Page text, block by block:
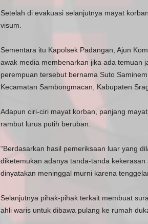
Setelah di evakuasi selanjutnya mayat
visum.
Sementara itu Kapolsek Padangan, Ajun
awak media membenarkan jika ada temuan
perempuan tersebut bernama Suto
Kecamatan Sambongmacan, Kabupaten
Adapun ciri-ciri mayat korban, panjang
rambut lurus putih beruban.
“Berdasarkan hasil pemeriksaan luar yang
diketemukan adanya tanda-tanda
dinyatakan meninggal murni karena
Selanjutnya pihak-pihak terkait membuat
ahli waris untuk dibawa pulang ke rumah